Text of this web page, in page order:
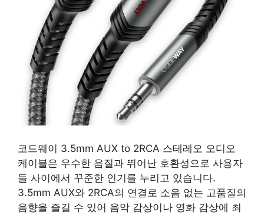
코드웨이 3.5mm AUX to 2RCA 스테레오 오디오
케이블은 우수한 음질과 뛰어난 호환성으로 사용자
들 사이에서 꾸준한 인기를 누리고 있습니다.
3.5mm AUX와 2RCA의 연결로 소음 없는 고품질의
음향을 즐길 수 있어 음악 감상이나 영화 감상에 최